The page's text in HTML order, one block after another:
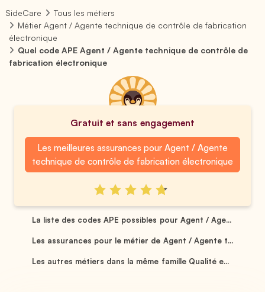
SideCare
Tous les métiers
Métier Agent / Agente technique de contrôle de fabrication
électronique
Quel code APE Agent / Agente technique de contrôle de
fabrication électronique
Gratuit et sans engagement
Les meilleures assurances pour Agent / Agente
technique de contrôle de fabrication électronique
La liste des codes APE possibles pour Agent / Age...
Les assurances pour le métier de Agent / Agente t...
Les autres métiers dans la même famille Qualité e...